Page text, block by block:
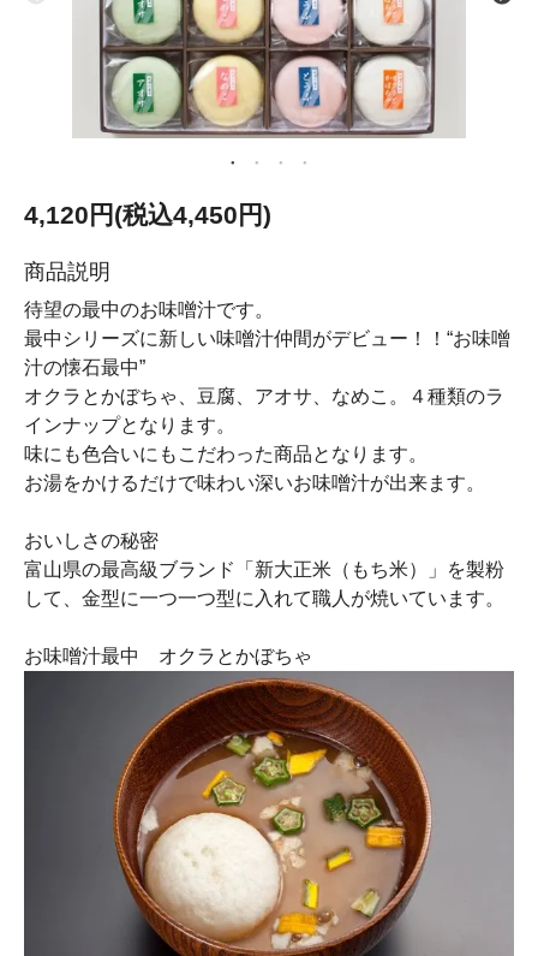
4,120円(税込4,450円)
商品説明
待望の最中のお味噌汁です。
最中シリーズに新しい味噌汁仲間がデビュー！！“お味噌
汁の懐石最中”
オクラとかぼちゃ、豆腐、アオサ、なめこ。４種類のラ
インナップとなります。
味にも色合いにもこだわった商品となります。
お湯をかけるだけで味わい深いお味噌汁が出来ます。
おいしさの秘密
富山県の最高級ブランド「新大正米（もち米）」を製粉
して、金型に一つ一つ型に入れて職人が焼いています。
お味噌汁最中 オクラとかぼちゃ